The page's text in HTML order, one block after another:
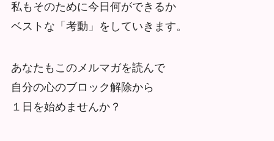
私もそのために今日何ができるか
ベストな「考動」をしていきます。
あなたもこのメルマガを読んで
自分の心のブロック解除から
１日を始めませんか？